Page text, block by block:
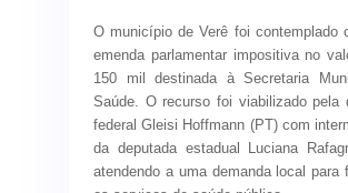
destinou
enquanto
mandato de
Deputada
O município de Verê foi contemplado
emenda parlamentar impositiva no
150 mil destinada à Secretaria
Saúde. O recurso foi viabilizado pela
federal Gleisi Hoffmann (PT) com
da deputada estadual Luciana
atendendo a uma demanda local para